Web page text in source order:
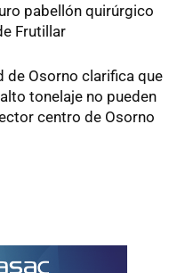
pabellón quirúrgico
Frutillar
de Osorno clarifica que
tonelaje no pueden
centro de Osorno